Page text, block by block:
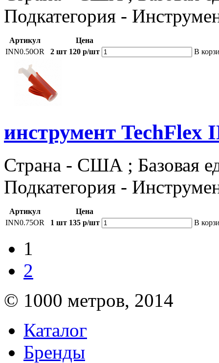
Подкатегория -
Артикул
Цена
INN0.50OR
2 шт 120 р/шт В
инструмент TechFlex
Страна - США ; Базовая
Подкатегория -
Артикул
Цена
INN0.75OR
1 шт 135 р/шт В
1
2
© 1000 метров, 2014
Каталог
Бренды